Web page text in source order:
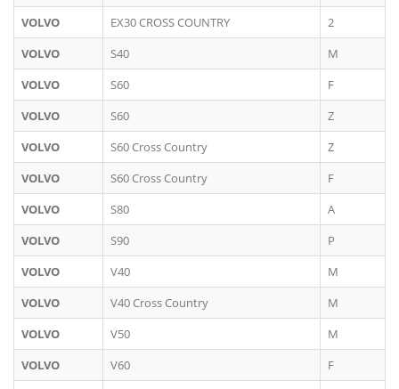
VOLVO
EX30 CROSS COUNTRY
2
VOLVO
S40
M
VOLVO
S60
F
VOLVO
S60
Z
VOLVO
S60 Cross Country
Z
VOLVO
S60 Cross Country
F
VOLVO
S80
A
VOLVO
S90
P
VOLVO
V40
M
VOLVO
V40 Cross Country
M
VOLVO
V50
M
VOLVO
V60
F